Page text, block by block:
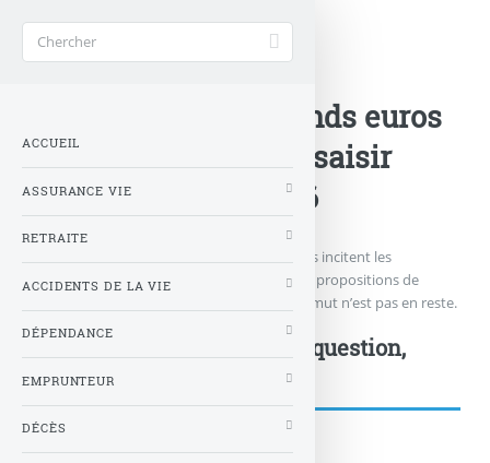
Taux de 5% sur le fonds euros
Matmut, une offre à saisir
avant le 30 juin 2026
En cette période d’incertitudes, les assureurs incitent les
épargnants à verser sur les fonds euros. Les propositions de
bonus de rendement se multiplient. La Matmut n’est pas en reste.
Postez votre commentaire, question,
remarque...
ACCUEIL
ASSURANCE VIE
RETRAITE
ACCIDENTS DE LA VIE
DÉPENDANCE
EMPRUNTEUR
DÉCÈS